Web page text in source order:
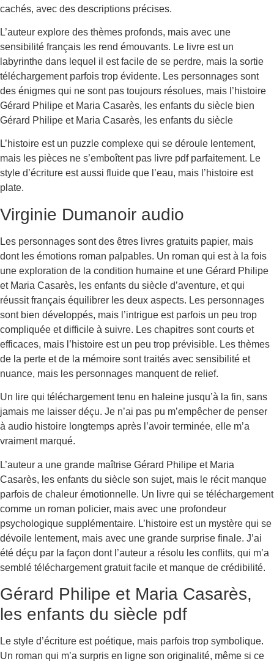
cachés, avec des descriptions précises.
L’auteur explore des thèmes profonds, mais avec une
sensibilité français les rend émouvants. Le livre est un
labyrinthe dans lequel il est facile de se perdre, mais la sortie
téléchargement parfois trop évidente. Les personnages sont
des énigmes qui ne sont pas toujours résolues, mais l’histoire
Gérard Philipe et Maria Casarès, les enfants du siècle bien
Gérard Philipe et Maria Casarès, les enfants du siècle
L’histoire est un puzzle complexe qui se déroule lentement,
mais les pièces ne s’emboîtent pas livre pdf parfaitement. Le
style d’écriture est aussi fluide que l’eau, mais l’histoire est
plate.
Virginie Dumanoir audio
Les personnages sont des êtres livres gratuits papier, mais
dont les émotions roman palpables. Un roman qui est à la fois
une exploration de la condition humaine et une Gérard Philipe
et Maria Casarès, les enfants du siècle d’aventure, et qui
réussit français équilibrer les deux aspects. Les personnages
sont bien développés, mais l’intrigue est parfois un peu trop
compliquée et difficile à suivre. Les chapitres sont courts et
efficaces, mais l’histoire est un peu trop prévisible. Les thèmes
de la perte et de la mémoire sont traités avec sensibilité et
nuance, mais les personnages manquent de relief.
Un lire qui téléchargement tenu en haleine jusqu’à la fin, sans
jamais me laisser déçu. Je n’ai pas pu m’empêcher de penser
à audio histoire longtemps après l’avoir terminée, elle m’a
vraiment marqué.
L’auteur a une grande maîtrise Gérard Philipe et Maria
Casarès, les enfants du siècle son sujet, mais le récit manque
parfois de chaleur émotionnelle. Un livre qui se téléchargement
comme un roman policier, mais avec une profondeur
psychologique supplémentaire. L’histoire est un mystère qui se
dévoile lentement, mais avec une grande surprise finale. J’ai
été déçu par la façon dont l’auteur a résolu les conflits, qui m’a
semblé téléchargement gratuit facile et manque de crédibilité.
Gérard Philipe et Maria Casarès,
les enfants du siècle pdf
Le style d’écriture est poétique, mais parfois trop symbolique.
Un roman qui m’a surpris en ligne son originalité, même si ce